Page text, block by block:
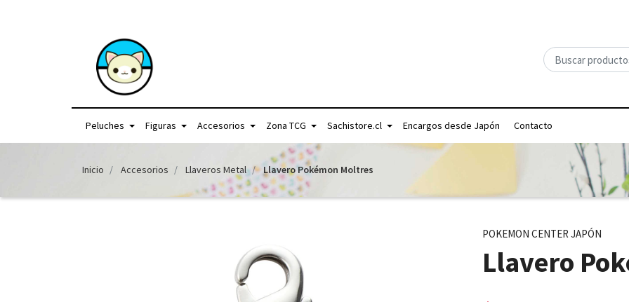
Peluches Figuras Accesorios Zona TCG Sachistore.cl Encargos desde Japón Contacto
Inicio Accesorios Llaveros Metal Llavero Pokémon Moltres
POKEMON CENTER JAPÓN
Llavero